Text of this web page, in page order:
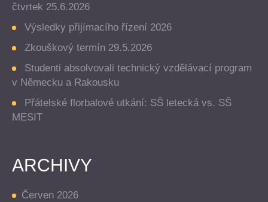
čtvrtek 25.6.2026
Výsledky přijímacího řízení 2026
Zkouškový termín 29.5.2026
Studenti absolvovali technický vzdělávací program
v Německu a Rakousku
Přátelské florbalové utkání: SŠ letecká vs. SŠ
MESIT
ARCHIVY
Červen 2026